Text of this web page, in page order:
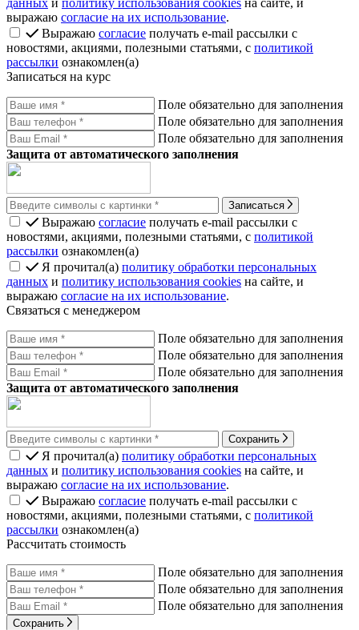
выражаю согласие на их использование.
Выражаю согласие получать e-mail рассылки с
новостями, акциями, полезными статьями, с политикой
рассылки ознакомлен(а)
Записаться на курс
Поле обязательно для заполнения
Поле обязательно для заполнения
Поле обязательно для заполнения
Защита от автоматического заполнения
Записаться
Выражаю согласие получать e-mail рассылки с
новостями, акциями, полезными статьями, с политикой
рассылки ознакомлен(а)
Я прочитал(а) политику обработки персональных
данных и политику использования cookies на сайте, и
выражаю согласие на их использование.
Связаться с менеджером
Поле обязательно для заполнения
Поле обязательно для заполнения
Поле обязательно для заполнения
Защита от автоматического заполнения
Сохранить
Я прочитал(а) политику обработки персональных
данных и политику использования cookies на сайте, и
выражаю согласие на их использование.
Выражаю согласие получать e-mail рассылки с
новостями, акциями, полезными статьями, с политикой
рассылки ознакомлен(а)
Рассчитать стоимость
Поле обязательно для заполнения
Поле обязательно для заполнения
Поле обязательно для заполнения
Сохранить